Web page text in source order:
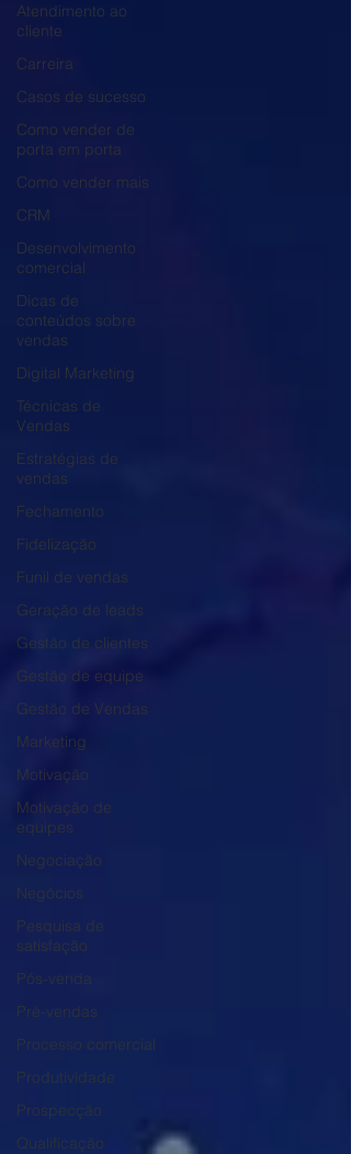
Atendimento ao
cliente
Carreira
Casos de sucesso
Como vender de
porta em porta
Como vender mais
CRM
Desenvolvimento
comercial
Dicas de
conteúdos sobre
vendas
Digital Marketing
Técnicas de
Vendas
Estratégias de
vendas
Fechamento
Fidelização
Funil de vendas
Geração de leads
Gestão de clientes
Gestão de equipe
Gestão de Vendas
Marketing
Motivação
Motivação de
equipes
Negociação
Negócios
Pesquisa de
satisfação
Pós-venda
Pré-vendas
Processo comercial
Produtividade
Prospecção
Qualificação